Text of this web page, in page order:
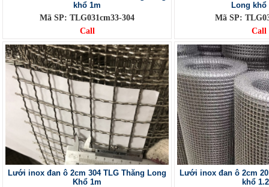
khổ 1m
Mã SP: TLG031cm33-304
Call
Long khổ
Mã SP:
Call
Lưới inox đan ô 2cm 304 TLG Thăng Long
Khổ 1m
Lưới inox đan ô 2cm
khổ